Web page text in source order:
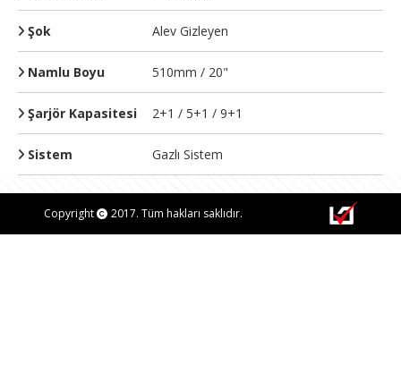
Şok Alev Gizleyen
Namlu Boyu 510mm / 20"
Şarjör Kapasitesi 2+1 / 5+1 / 9+1
Sistem Gazlı Sistem
Copyright 2017. Tüm hakları saklıdır.